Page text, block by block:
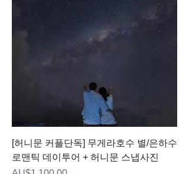
[허니문 커플단독] 무게라호수 별/은하수
로맨틱 데이투어 + 허니문 스냅사진